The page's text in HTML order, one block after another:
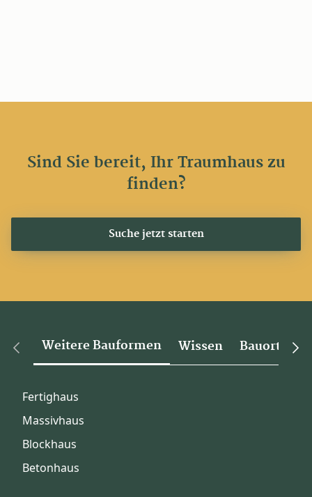
Sind Sie bereit, Ihr Traumhaus zu
finden?
Suche jetzt starten
Weitere Bauformen Wissen Bauorte
Fertighaus
Massivhaus
Blockhaus
Betonhaus